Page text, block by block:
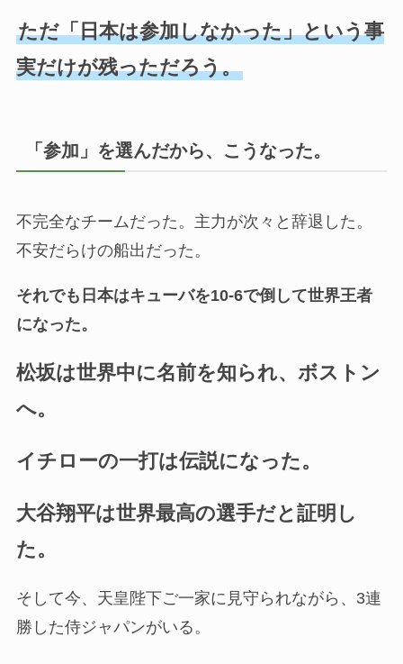
ただ「日本は参加しなかった」という事
実だけが残っただろう。
「参加」を選んだから、こうなった。
不完全なチームだった。主力が次々と辞退した。
不安だらけの船出だった。
それでも日本はキューバを10-6で倒して世界王者
になった。
松坂は世界中に名前を知られ、ボストン
へ。
イチローの一打は伝説になった。
大谷翔平は世界最高の選手だと証明し
た。
そして今、天皇陛下ご一家に見守られながら、3連
勝した侍ジャパンがいる。